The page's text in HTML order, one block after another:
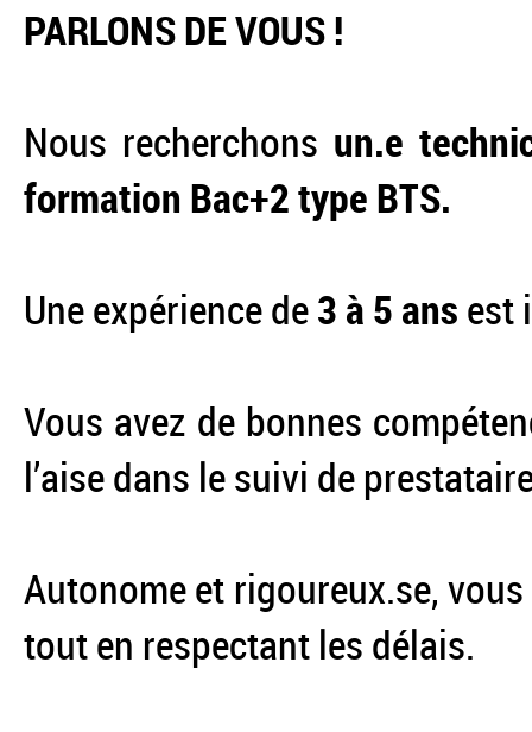
PARLONS DE VOUS !
Nous recherchons un.e
formation Bac+2 type BTS.
Une expérience de 3 à 5 ans est
Vous avez de bonnes
l’aise dans le suivi de
Autonome et rigoureux.se,
tout en respectant les délais.